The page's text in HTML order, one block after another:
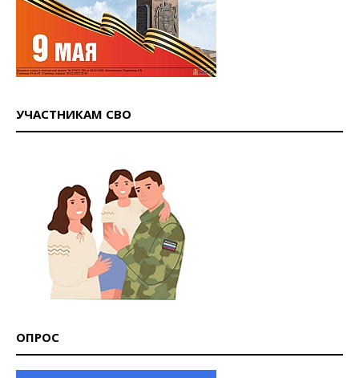
УЧАСТНИКАМ СВО
ОПРОС